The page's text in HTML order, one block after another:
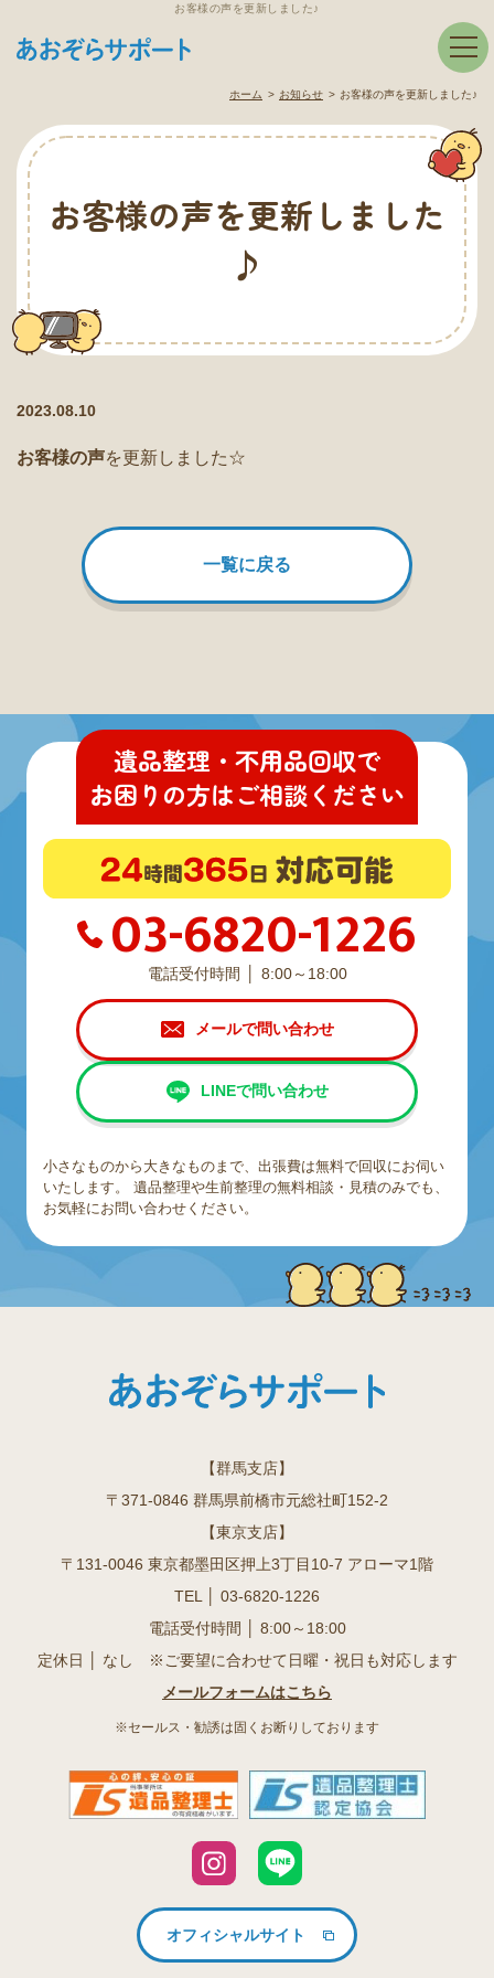
お客様の声を更新しました♪
ホーム お知らせ お客様の声を更新しました♪
お客様の声を更新しました
♪
2023.08.10
お客様の声を更新しました☆
一覧に戻る
遺品整理・不用品回収で
お困りの方はご相談ください
03-6820-1226
電話受付時間 8:00～18:00
メールで問い合わせ
LINEで問い合わせ
小さなものから大きなものまで、出張費は無料で回収にお伺い
いたします。
遺品整理や生前整理の無料相談・見積のみでも、
お気軽にお問い合わせください。
【群馬支店】
〒371-0846 群馬県前橋市元総社町152-2
【東京支店】
〒131-0046 東京都墨田区押上3丁目10-7 アローマ1階
TEL │ 03-6820-1226
電話受付時間 │ 8:00～18:00
定休日 │ なし ※ご要望に合わせて日曜・祝日も対応します
メールフォームはこちら
※セールス・勧誘は固くお断りしております
オフィシャルサイト